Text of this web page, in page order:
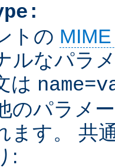
トの
ルなパラ
は
のパラメ
ます。 共
: